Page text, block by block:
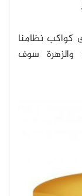
كواكب نظامنا
سوف